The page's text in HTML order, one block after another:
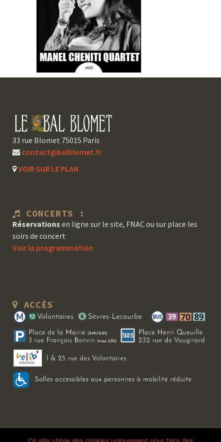
33 rue Blomet 75015 Paris
contact@balblomet.fr
VOIR SUR LE PLAN
CONCERTS :
Réservations en ligne sur le site, FNAC ou sur place les
soirs de concert
Voir la programmation
ACCÈS
Copyright 2026 Le Bal Blomet | Tous droits réservés | Mentions légales